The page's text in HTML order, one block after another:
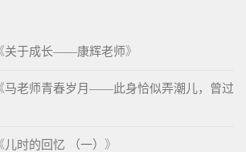
关于成长——康辉老师》
马老师青春岁月——此身恰似弄潮儿，曾过
儿时的回忆 （一） 》